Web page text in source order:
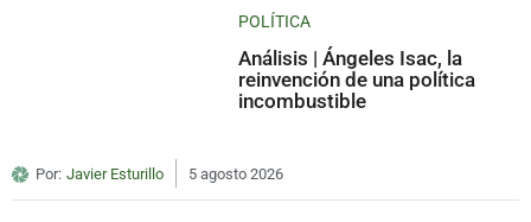
POLÍTICA
Análisis | Ángeles Isac, la
reinvención de una política
incombustible
Por: Javier Esturillo 5 agosto 2026